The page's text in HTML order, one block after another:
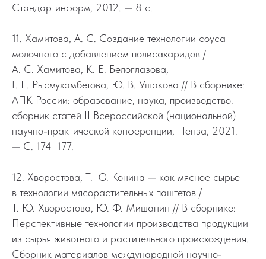
Стандартинформ, 2012. — 8 с.
11. Хамитова, А. С. Создание технологии соуса
молочного с добавлением полисахаридов /
А. С. Хамитова, К. Е. Белоглазова,
Г. Е. Рысмухамбетова, Ю. В. Ушакова // В сборнике:
АПК России: образование, наука, производство.
сборник статей II Всероссийской (национальной)
научно-практической конференции, Пенза, 2021.
— С. 174−177.
12. Хворостова, Т. Ю. Конина — как мясное сырье
в технологии мясорастительных паштетов /
Т. Ю. Хворостова, Ю. Ф. Мишанин // В сборнике:
Перспективные технологии производства продукции
из сырья животного и растительного происхождения.
Сборник материалов международной научно-